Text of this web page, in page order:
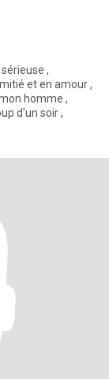
,
et en amour ,
homme ,
d'un soir ,